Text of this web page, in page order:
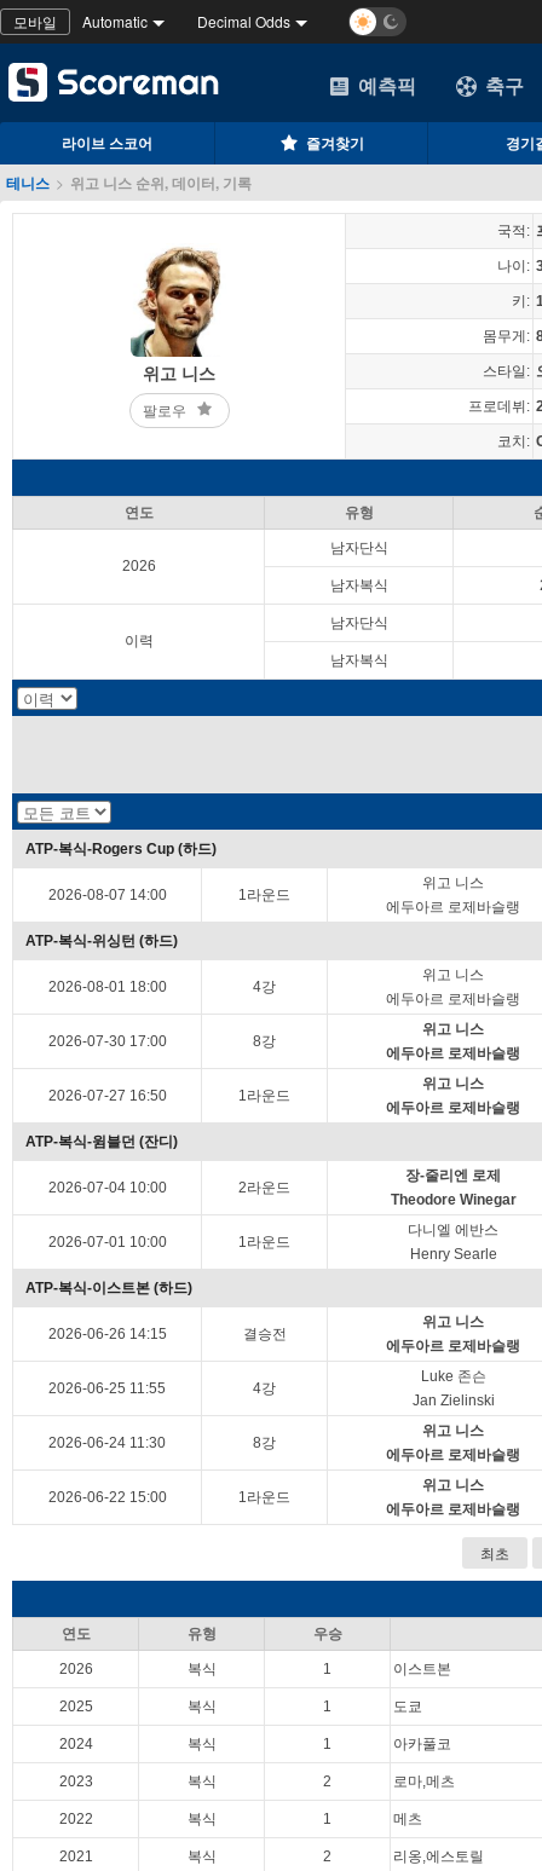
모바일 Automatic Decimal Odds
예측픽 축구
라이브 스코어 즐겨찾기
경기
테니스 > 위고 니스 순위, 데이터, 기록
위고 니스
팔로우
국적:
나이:
키:
몸무게:
스타일:
프로데뷔:
코치:
연도 유형
2026
남자단식
남자복식
이력
남자단식
남자복식
ATP-복식-Rogers Cup (하드)
2026-08-07 14:00 1라운드
위고 니스
에두아르 로제바슬랭
ATP-복식-위싱턴 (하드)
2026-08-01 18:00 4강
위고 니스
에두아르 로제바슬랭
2026-07-30 17:00 8강
위고 니스
에두아르 로제바슬랭
2026-07-27 16:50 1라운드
위고 니스
에두아르 로제바슬랭
ATP-복식-윔블던 (잔디)
2026-07-04 10:00 2라운드
장-줄리엔 로제
Theodore Winegar
2026-07-01 10:00 1라운드
다니엘 에반스
Henry Searle
ATP-복식-이스트본 (하드)
2026-06-26 14:15 결승전
위고 니스
에두아르 로제바슬랭
2026-06-25 11:55 4강
Luke 존슨
Jan Zielinski
2026-06-24 11:30 8강
위고 니스
에두아르 로제바슬랭
2026-06-22 15:00 1라운드
위고 니스
에두아르 로제바슬랭
최초
연도 유형 우승
2026 복식 1 이스트본
2025 복식 1 도쿄
2024 복식 1 아카풀코
2023 복식 2 로마,메츠
2022 복식 1 메츠
2021 복식 2 리옹,에스토릴